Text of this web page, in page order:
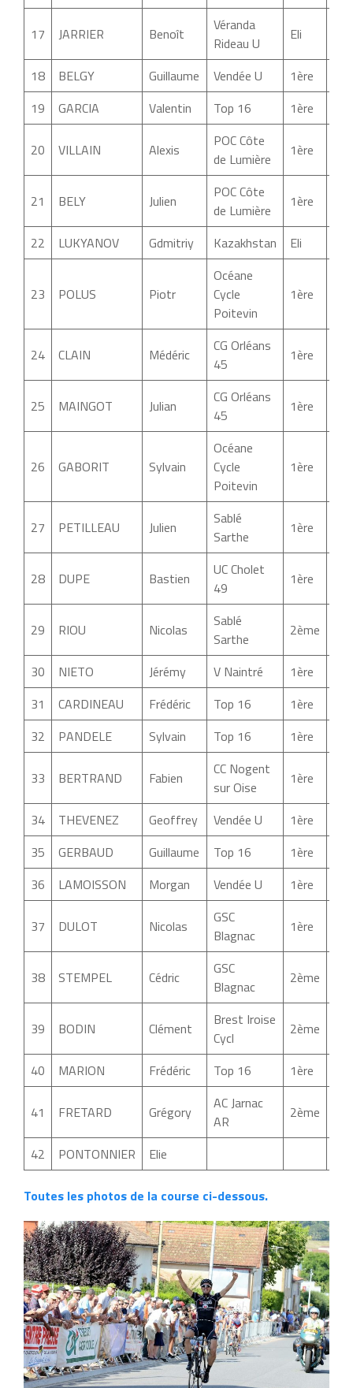
17 JARRIER Benoît
Véranda
Rideau U
Eli
18 BELGY Guillaume Vendée U 1ère
19
GARCIA Valentin Top 16 1ère
20 VILLAIN Alexis
POC Côte
de Lumière
1ère
21 BELY Julien
POC Côte
de Lumière
1ère
22 LUKYANOV Gdmitriy Kazakhstan Eli
23 POLUS Piotr
Océane
Cycle
Poitevin
1ère
24 CLAIN Médéric
CG Orléans
45
1ère
25 MAINGOT Julian
CG Orléans
45
1ère
26 GABORIT Sylvain
Océane
Cycle
Poitevin
1ère
27 PETILLEAU Julien
Sablé
Sarthe
1ère
28 DUPE Bastien
UC Cholet
49
1ère
29 RIOU Nicolas
Sablé
Sarthe
2ème
30 NIETO Jérémy V Naintré 1ère
31
CARDINEAU Frédéric Top 16 1ère
32
PANDELE Sylvain Top 16 1ère
33 BERTRAND Fabien
CC Nogent
sur Oise
1ère
34 THEVENEZ Geoffrey Vendée U 1ère
35
GERBAUD Guillaume Top 16 1ère
36
LAMOISSON Morgan Vendée U 1ère
37 DULOT Nicolas
GSC
Blagnac
1ère
38 STEMPEL Cédric
GSC
Blagnac
2ème
39 BODIN Clément
Brest Iroise
Cycl
2ème
40 MARION Frédéric Top 16 1ère
41 FRETARD Grégory
AC Jarnac
AR
2ème
42 PONTONNIER Elie
Toutes les photos de la course ci-dessous.